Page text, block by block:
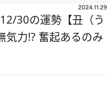
2024.11.29
30の運勢【丑（う
気力!? 奮起あるのみ